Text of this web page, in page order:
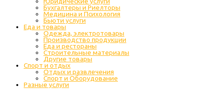
Бухгалтеры и Риелторы
Медицина и Психология
Бьюти услуги
Еда и товары
Одежда, электротовары
Производство продукции
Еда и рестораны
Строительные материалы
Другие товары
Спорт и отдых
Отдых и развлечения
Спорт и Оборудование
Разные услуги